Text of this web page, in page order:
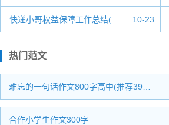
快递小哥权益保障工作总结(… 10-23
热门范文
难忘的一句话作文800字高中(推荐39…
合作小学生作文300字